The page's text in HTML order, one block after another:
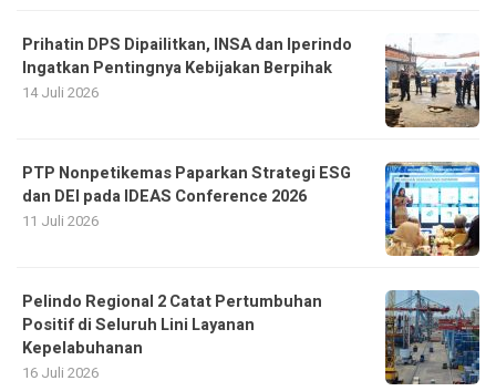
Prihatin DPS Dipailitkan, INSA dan Iperindo
Ingatkan Pentingnya Kebijakan Berpihak
14 Juli 2026
PTP Nonpetikemas Paparkan Strategi ESG
dan DEI pada IDEAS Conference 2026
11 Juli 2026
Pelindo Regional 2 Catat Pertumbuhan
Positif di Seluruh Lini Layanan
Kepelabuhanan
16 Juli 2026